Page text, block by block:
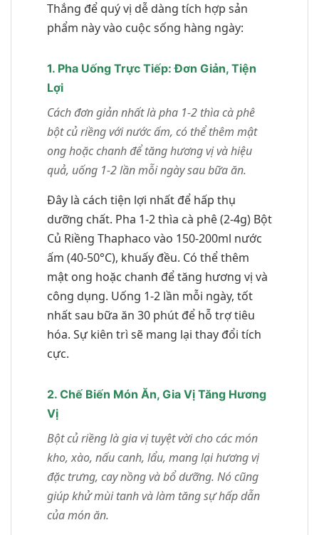
Thắng để quý vị dễ dàng tích hợp sản
phẩm này vào cuộc sống hàng ngày:
1. Pha Uống Trực Tiếp: Đơn Giản, Tiện
Lợi
Cách đơn giản nhất là pha 1-2 thìa cà phê
bột củ riềng với nước ấm, có thể thêm mật
ong hoặc chanh để tăng hương vị và hiệu
quả, uống 1-2 lần mỗi ngày sau bữa ăn.
Đây là cách tiện lợi nhất để hấp thụ
dưỡng chất. Pha 1-2 thìa cà phê (2-4g) Bột
Củ Riềng Thaphaco vào 150-200ml nước
ấm (40-50°C), khuấy đều. Có thể thêm
mật ong hoặc chanh để tăng hương vị và
công dụng. Uống 1-2 lần mỗi ngày, tốt
nhất sau bữa ăn 30 phút để hỗ trợ tiêu
hóa. Sự kiên trì sẽ mang lại thay đổi tích
cực.
2. Chế Biến Món Ăn, Gia Vị Tăng Hương
Vị
Bột củ riềng là gia vị tuyệt vời cho các món
kho, xào, nấu canh, lẩu, mang lại hương vị
đặc trưng, cay nồng và bổ dưỡng. Nó cũng
giúp khử mùi tanh và làm tăng sự hấp dẫn
của món ăn.